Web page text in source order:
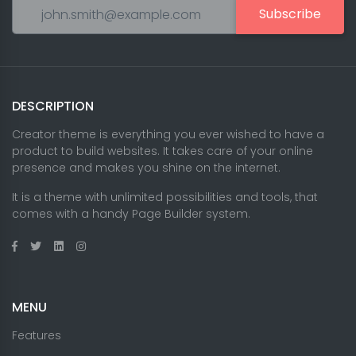
Subscribe
DESCRIPTION
Creator theme is everything you ever wished to have a
product to build websites. It takes care of your online
presence and makes you shine on the internet.
It is a theme with unlimited possibilities and tools, that
comes with a handy Page Builder system.
MENU
Features